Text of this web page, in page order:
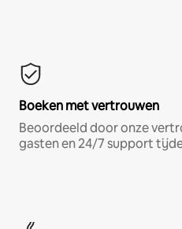
Boeken met vertrouwen
Beoordeeld door onze
gasten en 24/7 support